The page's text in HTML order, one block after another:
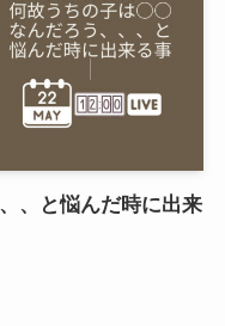
、と悩んだ時に出来